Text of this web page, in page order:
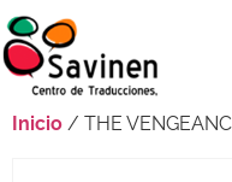
Inicio / THE